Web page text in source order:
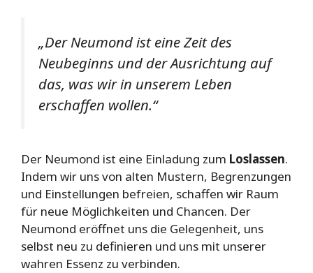
„Der Neumond ist eine Zeit des
Neubeginns und der Ausrichtung auf
das, was wir in unserem Leben
erschaffen wollen.“
Der Neumond ist eine Einladung zum Loslassen.
Indem wir uns von alten Mustern, Begrenzungen
und Einstellungen befreien, schaffen wir Raum
für neue Möglichkeiten und Chancen. Der
Neumond eröffnet uns die Gelegenheit, uns
selbst neu zu definieren und uns mit unserer
wahren Essenz zu verbinden.